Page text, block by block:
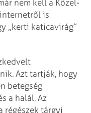
nem kell a Közel-
is
„kerti katicavirág”
Azt tartják, hogy
betegség
a halál. Az
régészek tárgyi